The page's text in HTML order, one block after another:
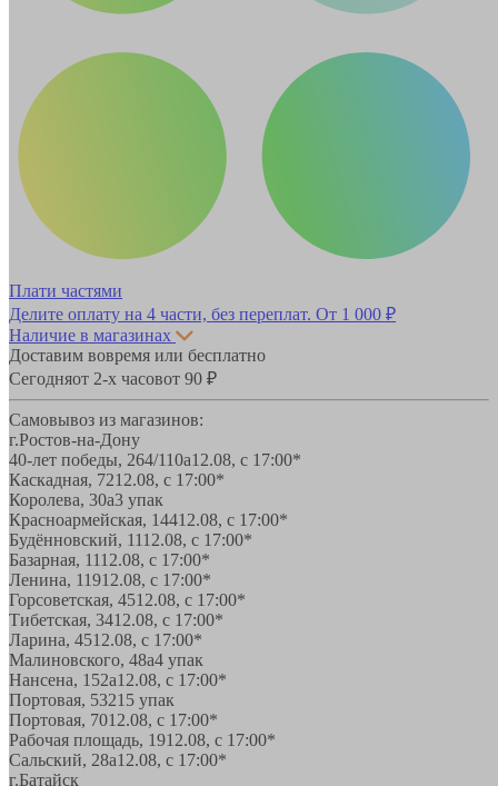
Плати частями
Делите оплату на 4 части, без переплат. От 1 000 ₽
Наличие в магазинах
Доставим вовремя или бесплатно
Сегодняот 2-х часовот 90 ₽
Самовывоз из магазинов:
г.Ростов-на-Дону
40-лет победы, 264/110а12.08, с 17:00*
Каскадная, 7212.08, с 17:00*
Королева, 30а3 упак
Красноармейская, 14412.08, с 17:00*
Будённовский, 1112.08, с 17:00*
Базарная, 1112.08, с 17:00*
Ленина, 11912.08, с 17:00*
Горсоветская, 4512.08, с 17:00*
Тибетская, 3412.08, с 17:00*
Ларина, 4512.08, с 17:00*
Малиновского, 48а4 упак
Нансена, 152а12.08, с 17:00*
Портовая, 53215 упак
Портовая, 7012.08, с 17:00*
Рабочая площадь, 1912.08, с 17:00*
Сальский, 28a12.08, с 17:00*
г.Батайск